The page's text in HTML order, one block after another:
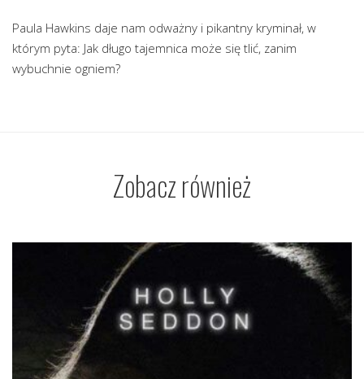
Paula Hawkins daje nam odważny i pikantny kryminał, w
którym pyta: Jak długo tajemnica może się tlić, zanim
wybuchnie ogniem?
Zobacz również